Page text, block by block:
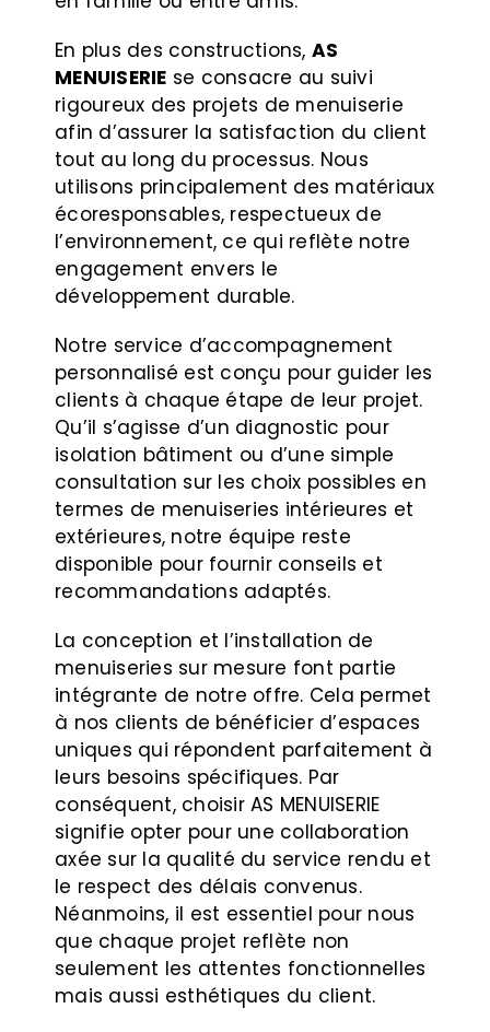
En plus des constructions, AS
MENUISERIE se consacre au suivi
rigoureux des projets de menuiserie
afin d’assurer la satisfaction du client
tout au long du processus. Nous
utilisons principalement des matériaux
écoresponsables, respectueux de
l’environnement, ce qui reflète notre
engagement envers le
développement durable.
Notre service d’accompagnement
personnalisé est conçu pour guider les
clients à chaque étape de leur projet.
Qu’il s’agisse d’un diagnostic pour
isolation bâtiment ou d’une simple
consultation sur les choix possibles en
termes de menuiseries intérieures et
extérieures, notre équipe reste
disponible pour fournir conseils et
recommandations adaptés.
La conception et l’installation de
menuiseries sur mesure font partie
intégrante de notre offre. Cela permet
à nos clients de bénéficier d’espaces
uniques qui répondent parfaitement à
leurs besoins spécifiques. Par
conséquent, choisir AS MENUISERIE
signifie opter pour une collaboration
axée sur la qualité du service rendu et
le respect des délais convenus.
Néanmoins, il est essentiel pour nous
que chaque projet reflète non
seulement les attentes fonctionnelles
mais aussi esthétiques du client.